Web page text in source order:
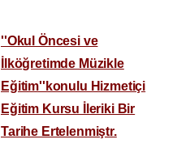
''Okul Öncesi ve
İlköğretimde Müzikle
Eğitim''konulu Hizmetiçi
Eğitim Kursu İleriki Bir
Tarihe Ertelenmiştr.